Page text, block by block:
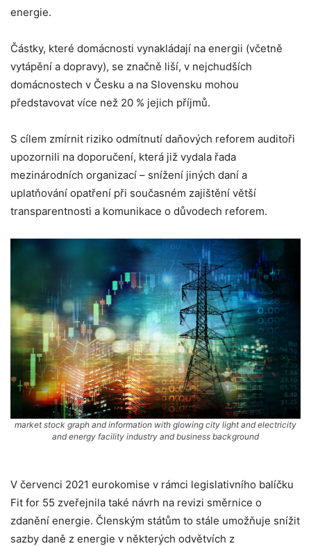
energie.
Částky, které domácnosti vynakládají na energii (včetně
vytápění a dopravy), se značně liší, v nejchudších
domácnostech v Česku a na Slovensku mohou
představovat více než 20 % jejich příjmů.
S cílem zmírnit riziko odmítnutí daňových reforem auditoři
upozornili na doporučení, která již vydala řada
mezinárodních organizací – snížení jiných daní a
uplatňování opatření při současném zajištění větší
transparentnosti a komunikace o důvodech reforem.
market stock graph and information with glowing city light and electricity
and energy facility industry and business background
V červenci 2021 eurokomise v rámci legislativního balíčku
Fit for 55 zveřejnila také návrh na revizi směrnice o
zdanění energie. Členským státům to stále umožňuje snížit
sazby daně z energie v některých odvětvích z